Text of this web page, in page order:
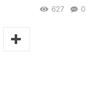
0
627